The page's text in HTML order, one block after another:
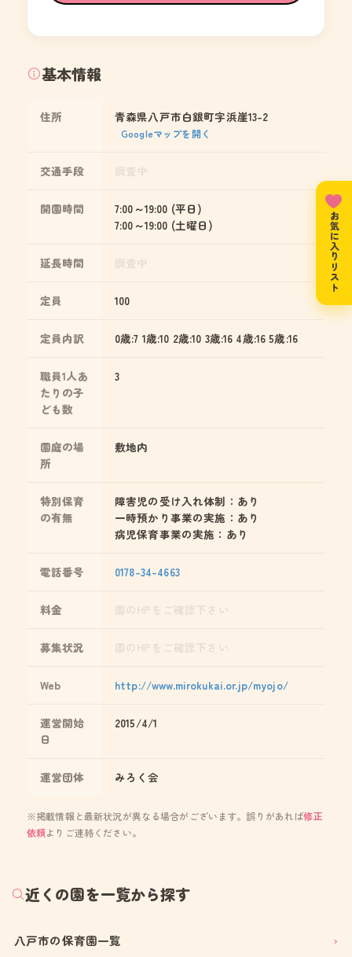
基本情報
住所 青森県八戸市白銀町字浜崖13-2
Googleマップを開く
交通手段
開園時間
7:00～19:00 (平日)
7:00～19:00 (土曜日)
延長時間
定員 100
定員内訳 0歳:7 1歳:10 2歳:10 3歳:16 4歳:16 5歳:16
職員1人あ
たりの子
ども数
3
園庭の場
所
敷地内
特別保育
の有無
障害児の受け入れ体制：あり
一時預かり事業の実施：あり
病児保育事業の実施：あり
電話番号 0178-34-4663
料金
募集状況
Web http://www.mirokukai.or.jp/myojo/
運営開始
日
2015/4/1
運営団体 みろく会
※掲載情報と最新状況が異なる場合がございます。誤りがあれば修正
依頼よりご連絡ください。
近くの園を一覧から探す
八戸市の保育園一覧
お気に入りリスト